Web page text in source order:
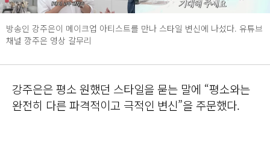
방송인 강주은이 메이크업 아티스트를 만나 스타일 변신에 나섰다. 유튜브
채널 깡주은 영상 갈무리
강주은은 평소 원했던 스타일을 묻는 말에 “평소와는
완전히 다른 파격적이고 극적인 변신”을 주문했다.